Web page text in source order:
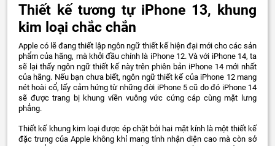
Thiết kế tương tự iPhone 13, khung
kim loại chắc chắn
Apple có lẽ đang thiết lập ngôn ngữ thiết kế hiện đại mới cho các sản
phẩm của hãng, mà khởi đầu chính là iPhone 12. Và với iPhone 14, ta
sẽ lại thấy ngôn ngữ thiết kế này trên phiên bản iPhone 14 mới nhất
của hãng. Nếu bạn chưa biết, ngôn ngữ thiết kế của iPhone 12 mang
nét hoài cổ, lấy cảm hứng từ những đời iPhone 5 cũ do đó iPhone 14
sẽ được trang bị khung viền vuông vức cứng cáp cùng mặt lưng
phẳng.
Thiết kế khung kim loại được ép chặt bởi hai mặt kính là một thiết kế
đặc trưng của Apple không khỉ mang tính nhận diện cao mà còn sở